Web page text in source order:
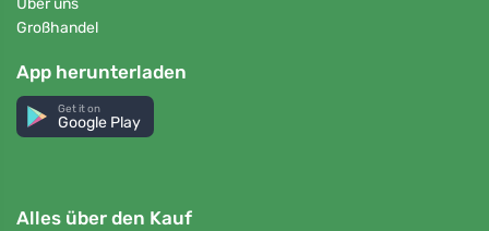
Großhandel
App herunterladen
Get it on
Google Play
Alles über den Kauf